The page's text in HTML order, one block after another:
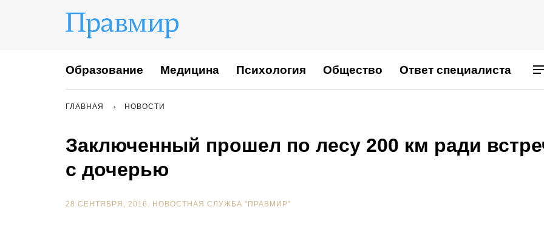
Образование Медицина Психология Общество Ответ специалиста
ГЛАВНАЯ НОВОСТИ
Заключенный прошел по лесу 200 км ради
с дочерью
28 СЕНТЯБРЯ, 2016. НОВОСТНАЯ СЛУЖБА "ПРАВМИР"